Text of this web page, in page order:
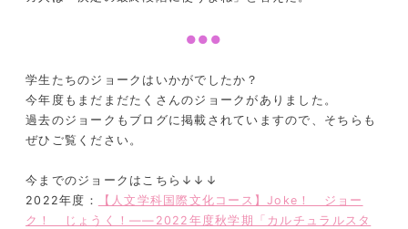
●●●
学生たちのジョークはいかがでしたか？
今年度もまだまだたくさんのジョークがありました。
過去のジョークもブログに掲載されていますので、そちらも
ぜひご覧ください。
今までのジョークはこちら↓↓↓
2022年度：
【人文学科国際文化コース】Joke！ ジョー
ク！ じょうく！――2022年度秋学期「カルチュラルスタ